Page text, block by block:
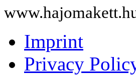
Imprint
Privacy